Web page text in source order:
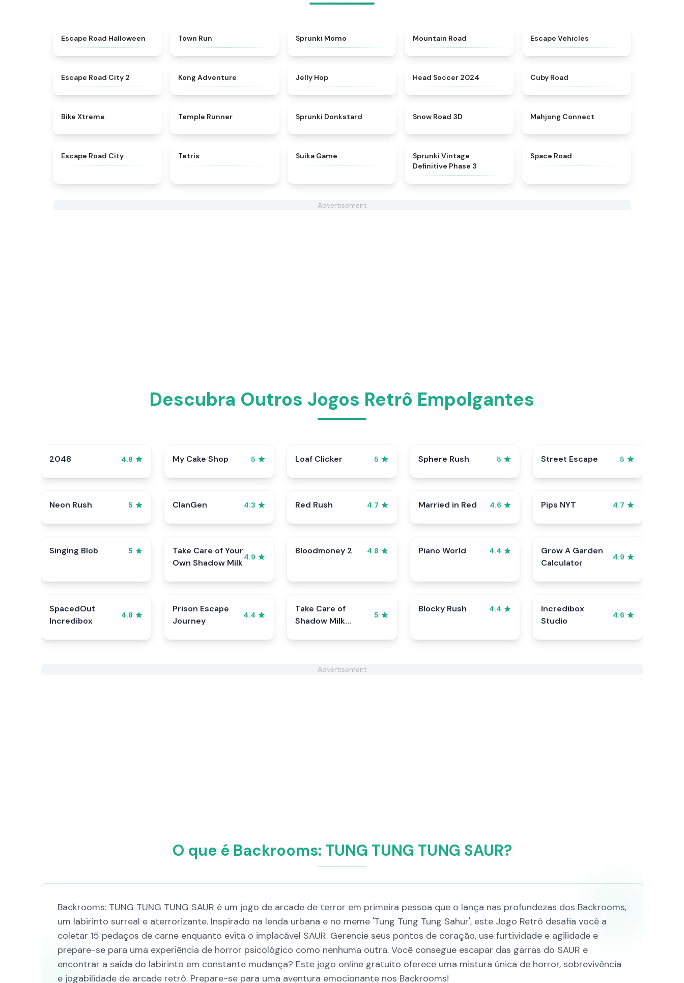
Escape Road Halloween Town Run Sprunki Momo Mountain Road Escape Vehicles
Escape Road City 2 Kong Adventure Jelly Hop Head Soccer 2024 Cuby Road
Bike Xtreme Temple Runner Sprunki Donkstard Snow Road 3D Mahjong Connect
Escape Road City Tetris Suika Game
Sprunki Vintage
Definitive Phase 3
Space Road
Advertisement
Descubra Outros Jogos Retrô Empolgantes
2048 4.8 My Cake Shop 5 Loaf Clicker 5 Sphere Rush 5 Street Escape 5
Neon Rush 5 ClanGen 4.3 Red Rush 4.7 Married in Red 4.6 Pips NYT 4.7
Singing Blob 5
Take Care of Your
Own Shadow Milk
4.9
Bloodmoney 2 4.8 Piano World 4.4
Grow A Garden
Calculator
4.9
SpacedOut
Incredibox
4.8
Prison Escape
Journey
4.4
Take Care of
Shadow Milk
5
Blocky Rush 4.4
Incredibox
Studio
4.6
Advertisement
O que é Backrooms: TUNG TUNG TUNG SAUR?
Backrooms: TUNG TUNG TUNG SAUR é um jogo de arcade de terror em primeira pessoa que o lança nas profundezas dos Backrooms,
um labirinto surreal e aterrorizante. Inspirado na lenda urbana e no meme 'Tung Tung Tung Sahur', este Jogo Retrô desafia você a
coletar 15 pedaços de carne enquanto evita o implacável SAUR. Gerencie seus pontos de coração, use furtividade e agilidade e
prepare-se para uma experiência de horror psicológico como nenhuma outra. Você consegue escapar das garras do SAUR e
encontrar a saída do labirinto em constante mudança? Este jogo online gratuito oferece uma mistura única de horror, sobrevivência
e jogabilidade de arcade retrô. Prepare-se para uma aventura emocionante nos Backrooms!